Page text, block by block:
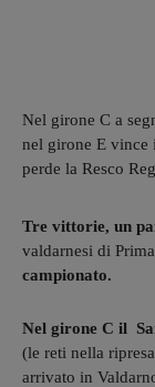
Nel girone C a
nel girone E vince
perde la Resco
Tre vittorie, un
valdarnesi di
campionato.
Nel girone C il
(le reti nella
arrivato in